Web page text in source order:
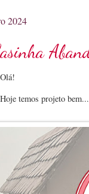
2024
Olá!
Hoje temos projeto